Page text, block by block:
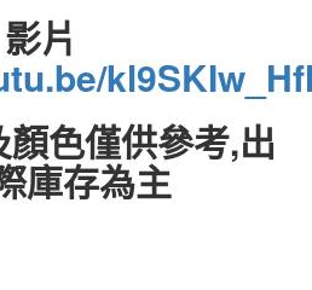
影片
色僅供參考,出
庫存為主